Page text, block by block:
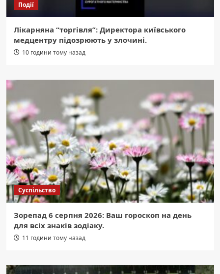
Події
Лікарняна “торгівля”: Директора київського
медцентру підозрюють у злочині.
10 години тому назад
Суспільство
Зорепад 6 серпня 2026: Ваш гороскоп на день
для всіх знаків зодіаку.
11 години тому назад